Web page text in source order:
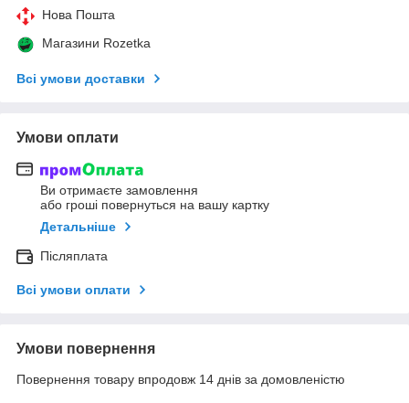
Нова Пошта
Магазини Rozetka
Всі умови доставки
Умови оплати
Ви отримаєте замовлення
або гроші повернуться на вашу картку
Детальніше
Післяплата
Всі умови оплати
Умови повернення
Повернення товару впродовж 14 днів за домовленістю